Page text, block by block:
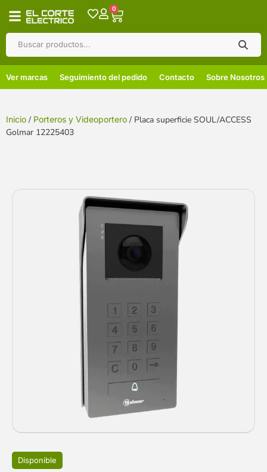
0
Ver marcas Seguimiento del pedido Contacto Sobre Nosotros
Inicio / Porteros y Videoportero / Placa superficie SOUL/ACCESS
Golmar 12225403
Disponible